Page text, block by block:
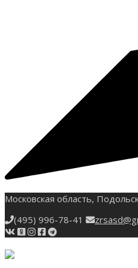
Московская область,
(495) 996-78-41